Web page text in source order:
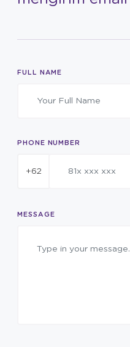
FULL NAME
PHONE NUMBER
+62
MESSAGE